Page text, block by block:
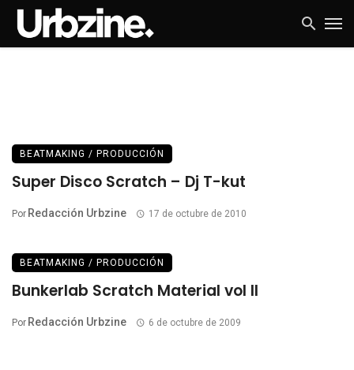
BEATMAKING / PRODUCCIÓN
Super Disco Scratch – Dj T-kut
Por Redacción Urbzine 17 de octubre de 2010
BEATMAKING / PRODUCCIÓN
Bunkerlab Scratch Material vol II
Por Redacción Urbzine 6 de octubre de 2009